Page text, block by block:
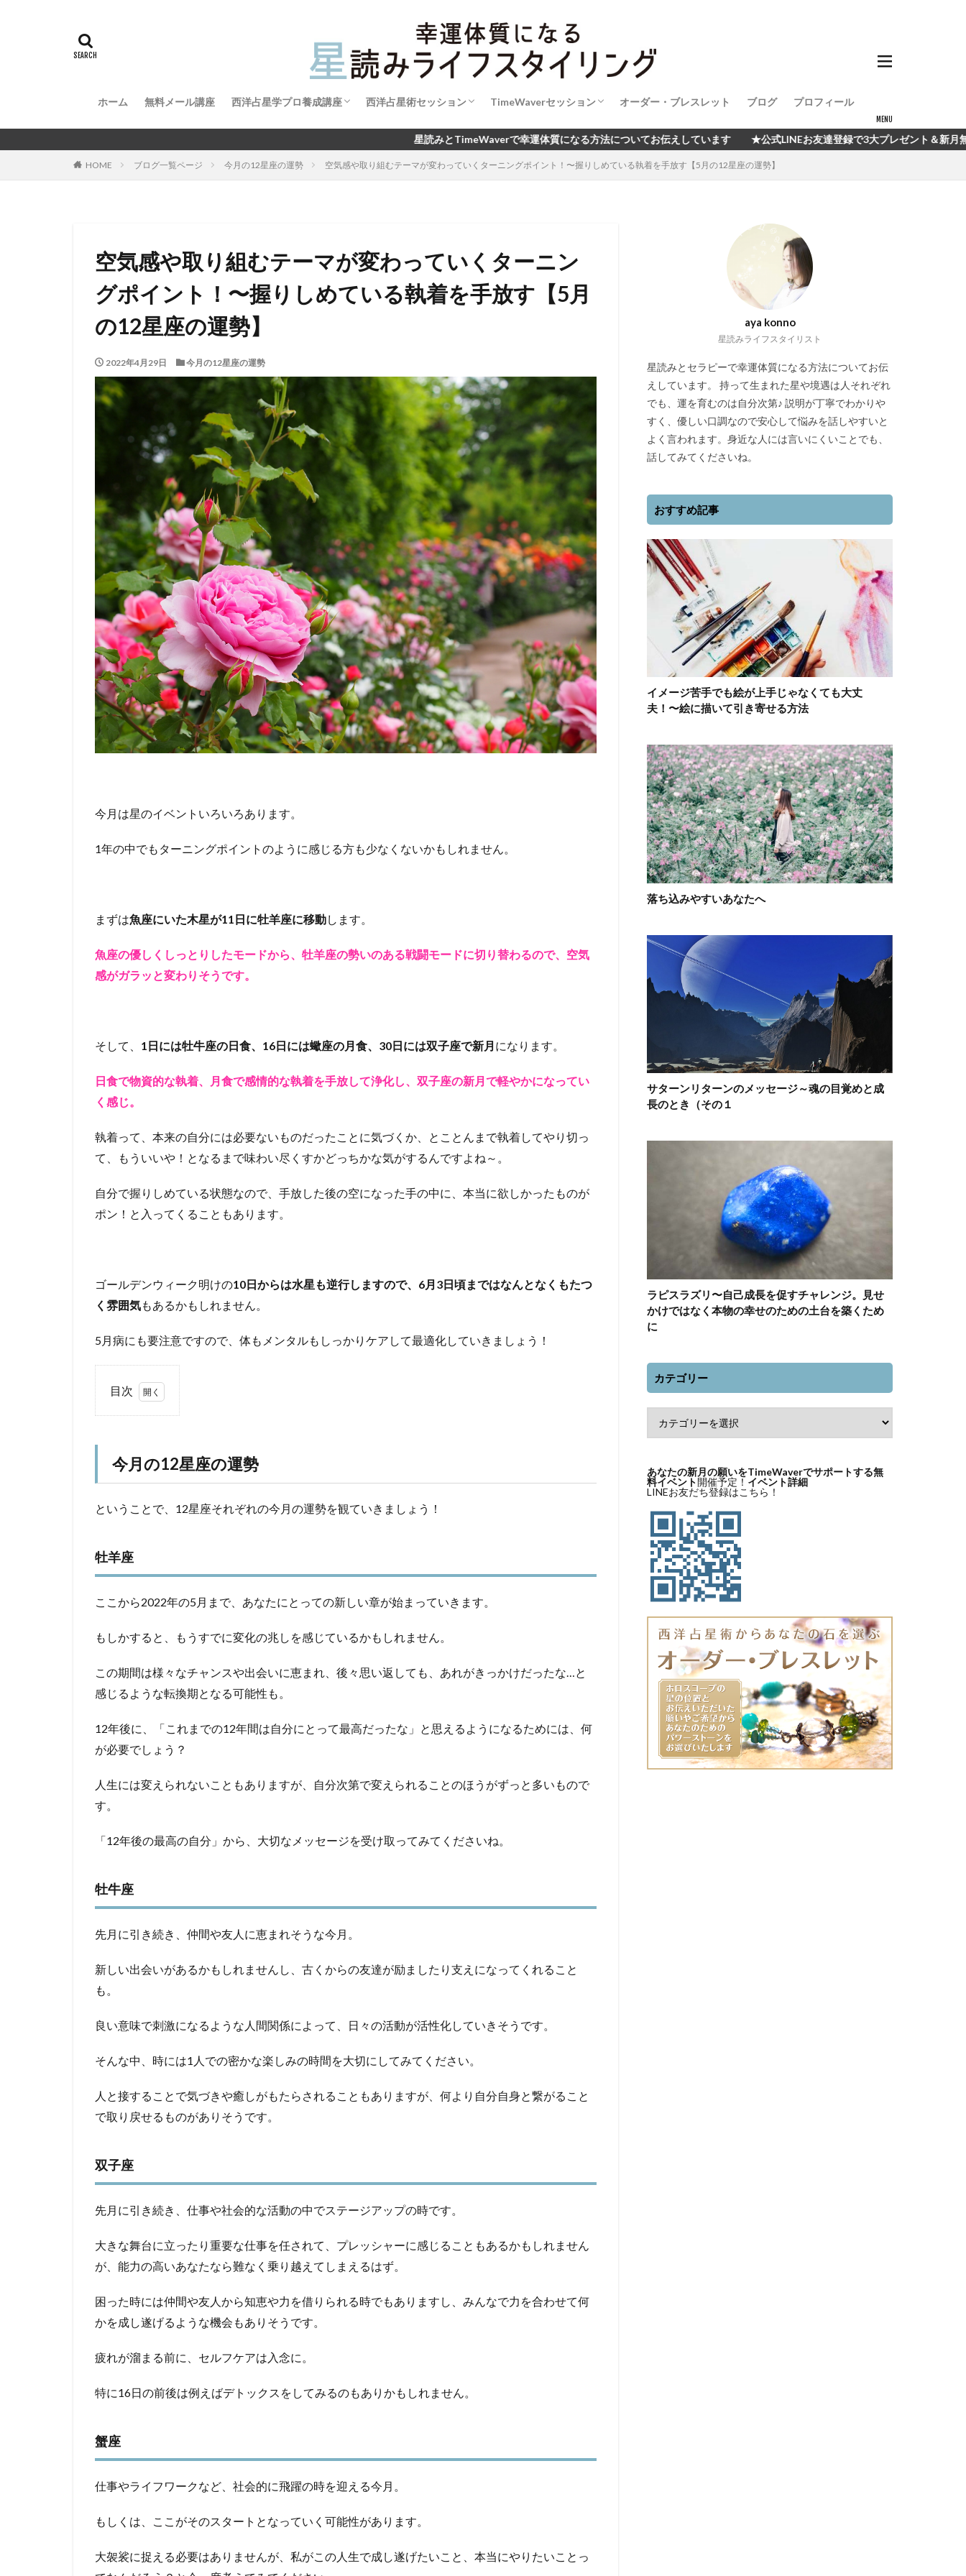
ホーム 無料メール講座 西洋占星学プロ養成講座
西洋占星学プロ養成【初級講座】
西洋占星学プロ養成【中級講座】
西洋占星術セッション
魂のブループリント・リーディング
西洋占星術で読み解く あなたの今とこれか
ら
開運手帳セッション2026
TimeWaverセッション
新月の願い×タイムウェーバー
TimeWaverセッション利用規約
オーダー・ブレスレット ブログ プロフィール
星読みとTimeWaverで幸運体質になる方法についてお伝えしています ★公式LINEお友達登録で3大プレゼント＆新月無料イベント開催中！
HOME ブログ一覧ページ 今月の12星座の運勢 空気感や取り組むテーマが変わっていくターニングポイント！〜握りしめている執着を手放す【5月の12星座の運勢】
空気感や取り組むテーマが変わっていくターニン
グポイント！〜握りしめている執着を手放す【5月
の12星座の運勢】
2022年4月29日 今月の12星座の運勢
今月は星のイベントいろいろあります。
1年の中でもターニングポイントのように感じる方も少なくないかもしれません。
まずは魚座にいた木星が11日に牡羊座に移動します。
魚座の優しくしっとりしたモードから、牡羊座の勢いのある戦闘モードに切り替わるので、空気
感がガラッと変わりそうです。
そして、 1日には牡牛座の日食、16日には蠍座の月食、30日には双子座で新月 になります。
日食で物資的な執着、月食で感情的な執着を手放して浄化し、双子座の新月で軽やかになってい
く感じ。
執着って、本来の自分には必要ないものだったことに気づくか、とことんまで執着してやり切っ
て、もういいや！となるまで味わい尽くすかどっちかな気がするんですよね～。
自分で握りしめている状態なので、手放した後の空になった手の中に、本当に欲しかったものが
ポン！と入ってくることもあります。
ゴールデンウィーク明けの10日からは水星も逆行しますので、6月3日頃まではなんとなくもたつ
く雰囲気もあるかもしれません。
5月病にも要注意ですので、体もメンタルもしっかりケアして最適化していきましょう！
目次
の
座
勢
1.1
座
牡牛
1.3
双子
1.4
1.5
1.6
1.7
座
蠍座
座
1.10
山羊座
1.11
水瓶座
今月の12星座の運勢
ということで、12星座それぞれの今月の運勢を観ていきましょう！
牡羊座
ここから2022年の5月まで、あなたにとっての新しい章が始まっていきます。
もしかすると、もうすでに変化の兆しを感じているかもしれません。
この期間は様々なチャンスや出会いに恵まれ、後々思い返しても、あれがきっかけだったな…と
感じるような転換期となる可能性も。
12年後に、「これまでの12年間は自分にとって最高だったな」と思えるようになるためには、何
が必要でしょう？
人生には変えられないこともありますが、自分次第で変えられることのほうがずっと多いもので
す。
「12年後の最高の自分」から、大切なメッセージを受け取ってみてくださいね。
牡牛座
先月に引き続き、仲間や友人に恵まれそうな今月。
新しい出会いがあるかもしれませんし、古くからの友達が励ましたり支えになってくれること
も。
良い意味で刺激になるような人間関係によって、日々の活動が活性化していきそうです。
そんな中、時には1人での密かな楽しみの時間を大切にしてみてください。
人と接することで気づきや癒しがもたらされることもありますが、何より自分自身と繋がること
で取り戻せるものがありそうです。
双子座
先月に引き続き、仕事や社会的な活動の中でステージアップの時です。
大きな舞台に立ったり重要な仕事を任されて、プレッシャーに感じることもあるかもしれません
が、能力の高いあなたなら難なく乗り越えてしまえるはず。
困った時には仲間や友人から知恵や力を借りられる時でもありますし、みんなで力を合わせて何
かを成し遂げるような機会もありそうです。
疲れが溜まる前に、セルフケアは入念に。
特に16日の前後は例えばデトックスをしてみるのもありかもしれません。
蟹座
仕事やライフワークなど、社会的に飛躍の時を迎える今月。
もしくは、ここがそのスタートとなっていく可能性があります。
大袈裟に捉える必要はありませんが、私がこの人生で成し遂げたいこと、本当にやりたいことっ
aya konno
星読みライフスタイリスト
星読みとセラピーで幸運体質になる方法についてお伝
えしています。 持って生まれた星や境遇は人それぞれ
でも、運を育むのは自分次第♪ 説明が丁寧でわかりや
すく、優しい口調なので安心して悩みを話しやすいと
よく言われます。身近な人には言いにくいことでも、
話してみてくださいね。
おすすめ記事
イメージ苦手でも絵が上手じゃなくても大丈
夫！〜絵に描いて引き寄せる方法
落ち込みやすいあなたへ
サターンリターンのメッセージ～魂の目覚めと成
長のとき（その１
ラピスラズリ〜自己成長を促すチャレンジ。見せ
かけではなく本物の幸せのための土台を築くため
に
カテゴリー
あなたの新月の願いをTimeWaverでサポートする無
料イベント開催予定！ イベント詳細
LINEお友だち登録はこちら！